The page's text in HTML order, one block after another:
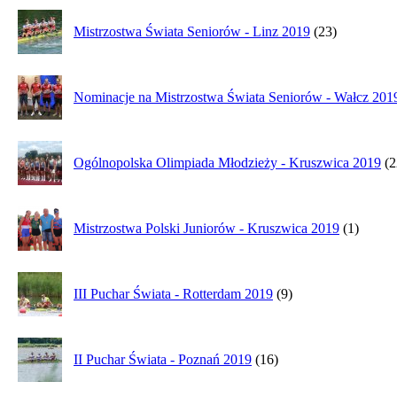
Mistrzostwa Świata Seniorów - Linz 2019 (23)
Nominacje na Mistrzostwa Świata Seniorów - Wałcz
Ogólnopolska Olimpiada Młodzieży - Kruszwica 2019
Mistrzostwa Polski Juniorów - Kruszwica 2019 (1)
III Puchar Świata - Rotterdam 2019 (9)
II Puchar Świata - Poznań 2019 (16)